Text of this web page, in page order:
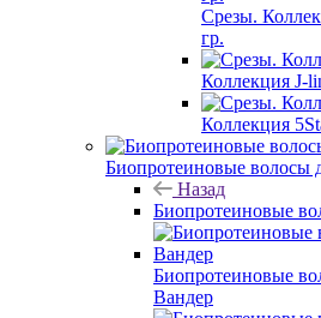
Срезы.
гр.
Коллекция J-
Коллекция
Биопротеиновые волосы
Назад
Биопротеиновые
Биопротеиновые
Вандер